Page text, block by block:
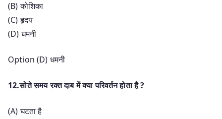
(B) कोशिका
(C) हृदय
(D) धमनी
Option (D) धमनी
12.सोते समय रक्त दाब में क्या परिवर्तन होता है ?
(A) घटता है